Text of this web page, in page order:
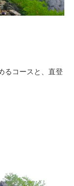
るコースと、直登